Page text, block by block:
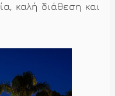
καλή διάθεση και